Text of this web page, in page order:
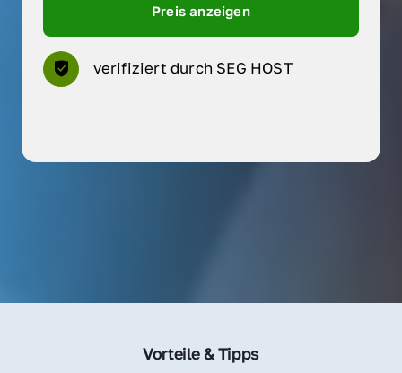
Preis anzeigen
verifiziert durch SEG HOST
Vorteile & Tipps